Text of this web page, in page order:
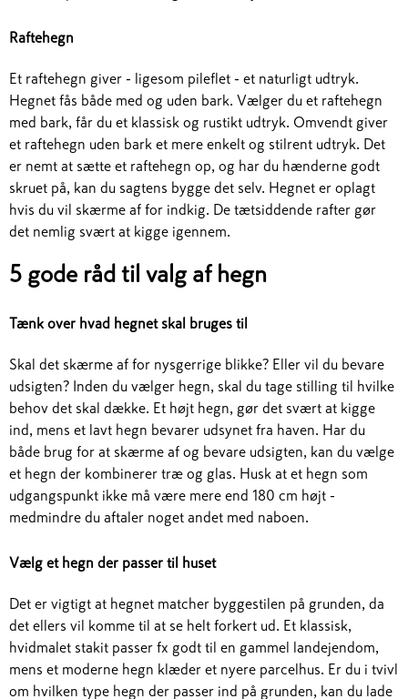
Raftehegn
Et raftehegn giver - ligesom pileflet - et naturligt udtryk.
Hegnet fås både med og uden bark. Vælger du et raftehegn
med bark, får du et klassisk og rustikt udtryk. Omvendt giver
et raftehegn uden bark et mere enkelt og stilrent udtryk. Det
er nemt at sætte et raftehegn op, og har du hænderne godt
skruet på, kan du sagtens bygge det selv. Hegnet er oplagt
hvis du vil skærme af for indkig. De tætsiddende rafter gør
det nemlig svært at kigge igennem.
5 gode råd til valg af hegn
Tænk over hvad hegnet skal bruges til
Skal det skærme af for nysgerrige blikke? Eller vil du bevare
udsigten? Inden du vælger hegn, skal du tage stilling til hvilke
behov det skal dække. Et højt hegn, gør det svært at kigge
ind, mens et lavt hegn bevarer udsynet fra haven. Har du
både brug for at skærme af og bevare udsigten, kan du vælge
et hegn der kombinerer træ og glas. Husk at et hegn som
udgangspunkt ikke må være mere end 180 cm højt -
medmindre du aftaler noget andet med naboen.
Vælg et hegn der passer til huset
Det er vigtigt at hegnet matcher byggestilen på grunden, da
det ellers vil komme til at se helt forkert ud. Et klassisk,
hvidmalet stakit passer fx godt til en gammel landejendom,
mens et moderne hegn klæder et nyere parcelhus. Er du i tvivl
om hvilken type hegn der passer ind på grunden, kan du lade